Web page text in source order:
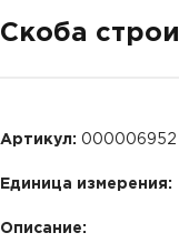
Скоба
Артикул: 000006952
Единица измерения:
Описание: